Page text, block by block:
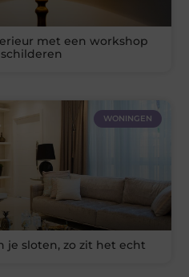
met een workshop
WONINGEN
je sloten, zo zit het echt